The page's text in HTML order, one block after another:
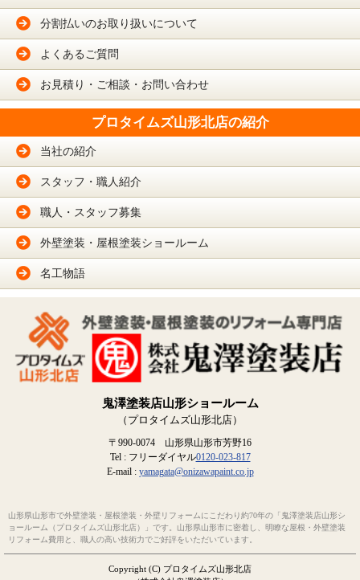
分割払いのお取り扱いについて
よくあるご質問
お見積り・ご相談・お問い合わせ
プロタイムズ山形北店の紹介
当社の紹介
スタッフ・職人紹介
職人・スタッフ募集
外壁塗装・屋根塗装ショールーム
名工物語
鬼澤塗装店山形ショールーム
（プロタイムズ山形北店）
〒990-0074 山形県山形市芳野16
Tel : フリーダイヤル0120-023-817
E-mail : yamagata@onizawapaint.co.jp
山形県山形市で外壁塗装・屋根塗装・外壁リフォームにこだわり約70年の「鬼澤塗装店山形シ
ョールーム（プロタイムズ山形北店）」です。山形県山形市に密着し、明瞭な屋根・外壁塗装
リフォーム費用と、職人の高い技術力でご好評をいただいています。
Copyright (C) プロタイムズ山形北店